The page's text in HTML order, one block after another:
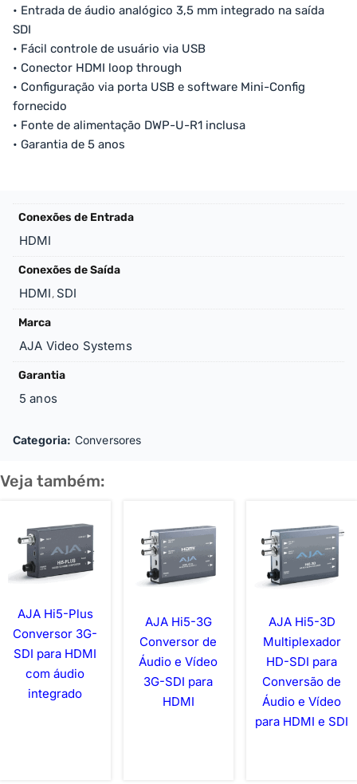
• Entrada de áudio analógico 3,5 mm integrado na saída
SDI
• Fácil controle de usuário via USB
• Conector HDMI loop through
• Configuração via porta USB e software Mini-Config
fornecido
• Fonte de alimentação DWP-U-R1 inclusa
• Garantia de 5 anos
Conexões de Entrada
HDMI
Conexões de Saída
HDMI, SDI
Marca
AJA Video Systems
Garantia
5 anos
Categoria: Conversores
Veja também:
AJA Hi5-Plus
Conversor 3G-
SDI para HDMI
com áudio
integrado
AJA Hi5-3G
Conversor de
Áudio e Vídeo
3G-SDI para
HDMI
AJA Hi5-3D
Multiplexador
HD-SDI para
Conversão de
Áudio e Vídeo
para HDMI e SDI